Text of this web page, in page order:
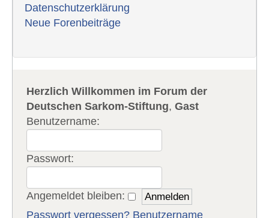
Datenschutzerklärung
Neue Forenbeiträge
Herzlich Willkommen im Forum der
Deutschen Sarkom-Stiftung,Gast
Benutzername:
Passwort:
Angemeldet bleiben:
Passwort vergessen? Benutzername